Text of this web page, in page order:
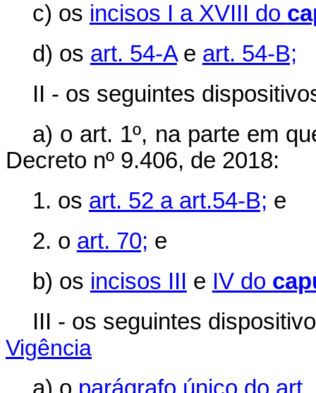
c) os incisos I a XVIII do
d) os art. 54-Ae art. 54-B;
II - os seguintes
a) o art. 1º, na parte em
Decreto nº 9.406, de 2018:
1. os art. 52 a art.54-B; e
2. o art. 70; e
b) os incisos III e IV do
III - os seguintes
Vigência